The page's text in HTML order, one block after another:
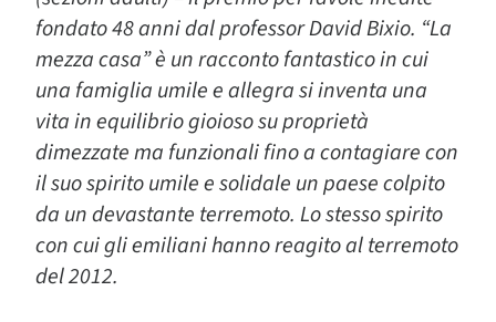
fondato 48 anni dal professor David Bixio. “La
mezza casa” è un racconto fantastico in cui
una famiglia umile e allegra si inventa una
vita in equilibrio gioioso su proprietà
dimezzate ma funzionali fino a contagiare con
il suo spirito umile e solidale un paese colpito
da un devastante terremoto. Lo stesso spirito
con cui gli emiliani hanno reagito al terremoto
del 2012.